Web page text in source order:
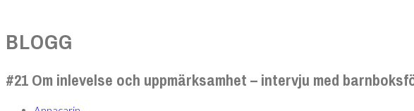
BLOGG
#21 Om inlevelse och uppmärksamhet – intervju med